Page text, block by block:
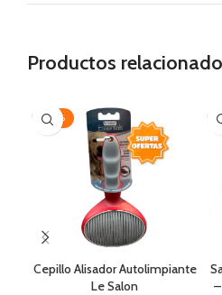
Productos
-20%
Cepillo Alisador Autolimpiante
Le Salon
-